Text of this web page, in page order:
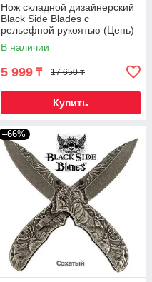
Нож складной дизайнерский
Black Side Blades с
рельефной рукоятью (Цепь)
В наличии
5 999 ₸ 17 650 ₸
Купить
–66%